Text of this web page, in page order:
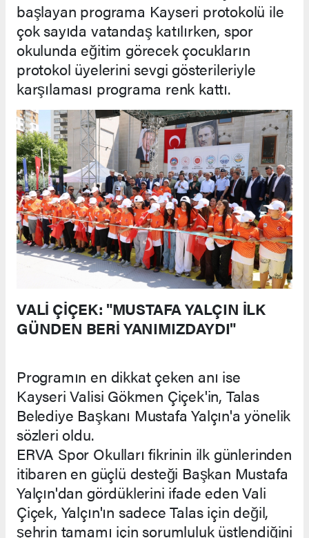
başlayan programa Kayseri protokolü ile
çok sayıda vatandaş katılırken, spor
okulunda eğitim görecek çocukların
protokol üyelerini sevgi gösterileriyle
karşılaması programa renk kattı.
VALİ ÇİÇEK: "MUSTAFA YALÇIN İLK
GÜNDEN BERİ YANIMIZDAYDI"
Programın en dikkat çeken anı ise
Kayseri Valisi Gökmen Çiçek'in, Talas
Belediye Başkanı Mustafa Yalçın'a yönelik
sözleri oldu.
ERVA Spor Okulları fikrinin ilk günlerinden
itibaren en güçlü desteği Başkan Mustafa
Yalçın'dan gördüklerini ifade eden Vali
Çiçek, Yalçın'ın sadece Talas için değil,
şehrin tamamı için sorumluluk üstlendiğini